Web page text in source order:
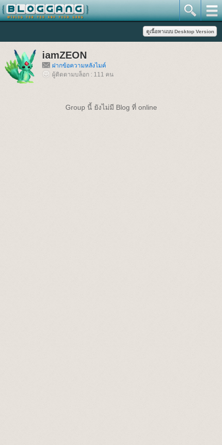
iamZEON
ฝากข้อความหลังไมค์
ผู้ติดตามบล็อก : 111 คน
Group นี้ ยังไม่มี Blog ที่ online